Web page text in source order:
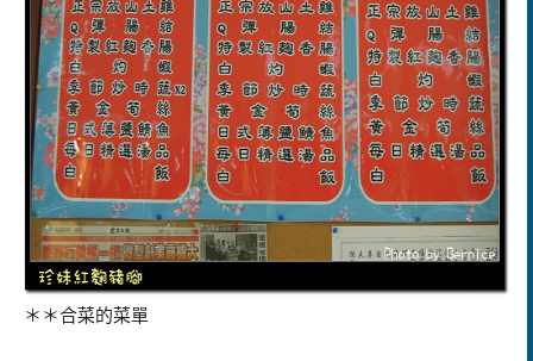
＊＊合菜的菜單